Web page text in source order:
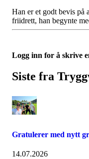
Han er et godt bevis på
friidrett, han begynte
Logg inn for å skrive
Siste fra
Gratulerer med nytt
14.07.2026